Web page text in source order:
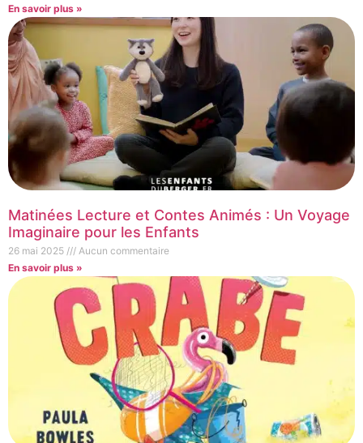
En savoir plus »
Matinées Lecture et Contes Animés : Un Voyage
Imaginaire pour les Enfants
26 mai 2025
Aucun commentaire
En savoir plus »